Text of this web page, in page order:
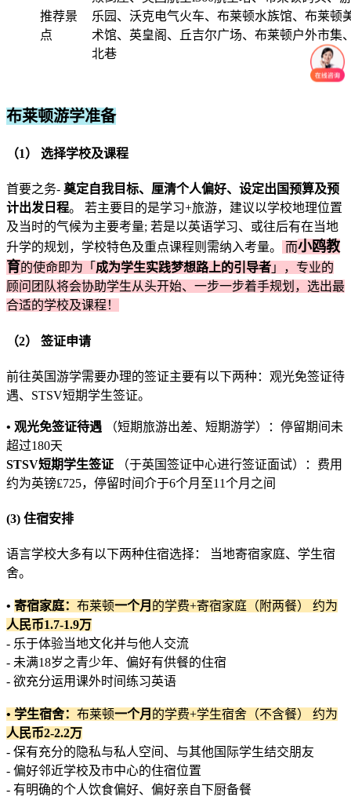
推荐景
点
乐园、沃克电气火车、布莱顿水族馆、布莱顿
术馆、英皇阁、丘吉尔广场、布莱顿户外市集
北巷
布莱顿游学准备
（1） 选择学校及课程
首要之务- 奠定自我目标、厘清个人偏好、设定出国预算及预
计出发日程。 若主要目的是学习+旅游，建议以学校地理位置
及当时的气候为主要考量; 若是以英语学习、或往后有在当地
升学的规划，学校特色及重点课程则需纳入考量。
而小鸥教
育的使命即为「 成为学生实践梦想路上的引导者 」，专业的
顾问团队将会协助学生从头开始、一步一步着手规划，选出最
合适的学校及课程！
（2） 签证申请
前往英国游学需要办理的签证主要有以下两种：观光免签证待
遇、STSV短期学生签证。
• 观光免签证待遇
（短期旅游出差、短期游学）：停留期间未
超过180天
STSV短期学生签证
（于英国签证中心进行签证面试）：费用
约为英镑₤725，停留时间介于6个月至11个月之间
(3) 住宿安排
语言学校大多有以下两种住宿选择： 当地寄宿家庭、学生宿
舍。
• 寄宿家庭： 布莱顿一个月 的学费+寄宿家庭（附两餐） 约为
人民币1.7-1.9万
- 乐于体验当地文化并与他人交流
- 未满18岁之青少年、偏好有供餐的住宿
- 欲充分运用课外时间练习英语
• 学生宿舍： 布莱顿一个月 的学费+学生宿舍（不含餐） 约为
人民币2-2.2万
- 保有充分的隐私与私人空间、与其他国际学生结交朋友
- 偏好邻近学校及市中心的住宿位置
- 有明确的个人饮食偏好、偏好亲自下厨备餐